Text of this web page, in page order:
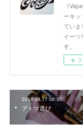
《
ーキッ
ていま
イーツ
す。
2018.09.17 06:30
アトマ選び